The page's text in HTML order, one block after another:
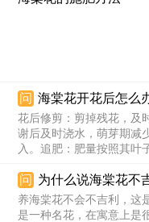
问 海棠花开花后怎么
花后修剪：剪掉残花，及
谢后及时浇水，萌芽期减
入。追肥：肥量按照其叶
问 为什么说海棠花不
养海棠花不会不吉利，这
是一种名花，在寓意上是